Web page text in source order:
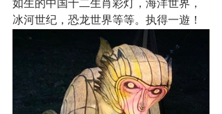
如生的中国十二生肖彩灯，海洋世界，
冰河世纪，恐龙世界等等。执得一遊！